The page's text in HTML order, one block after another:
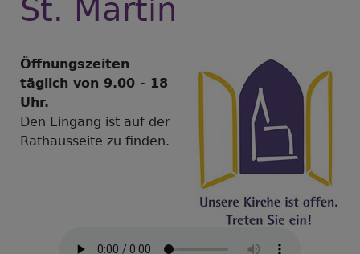
St. Martin
Öffnungszeiten
täglich von 9.00 - 18
Uhr.
Den Eingang ist auf der
Rathausseite zu finden.